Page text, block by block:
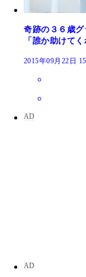
奇跡の３６歳
「誰か助けて
2015年09月22日